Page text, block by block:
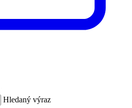
Hledaný výraz